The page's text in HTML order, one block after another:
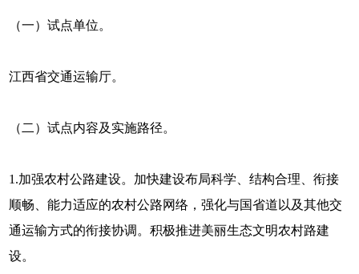
（一）试点单位。
江西省交通运输厅。
（二）试点内容及实施路径。
1.加强农村公路建设。加快建设布局科学、结构合理、衔接
顺畅、能力适应的农村公路网络，强化与国省道以及其他交
通运输方式的衔接协调。积极推进美丽生态文明农村路建
设。